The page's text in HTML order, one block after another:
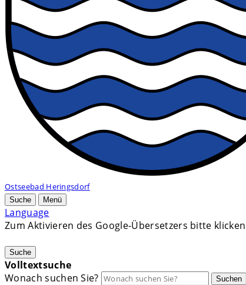
Ostseebad Heringsdorf
Suche Menü
Language
Zum Aktivieren des Google-Übersetzers bitte
Suche
Volltextsuche
Wonach suchen Sie?
Suchen